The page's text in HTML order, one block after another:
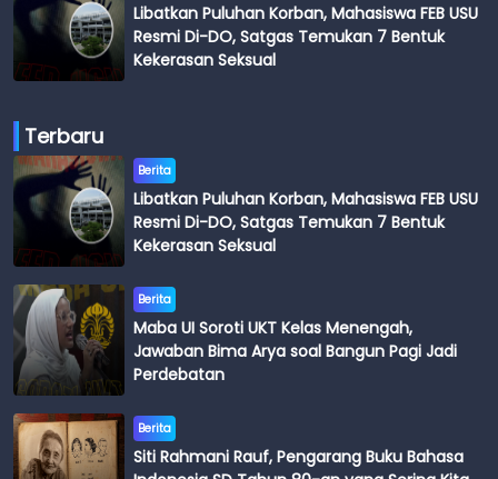
Libatkan Puluhan Korban, Mahasiswa FEB USU
Resmi Di-DO, Satgas Temukan 7 Bentuk
Kekerasan Seksual
Terbaru
Berita
Libatkan Puluhan Korban, Mahasiswa FEB USU
Resmi Di-DO, Satgas Temukan 7 Bentuk
Kekerasan Seksual
Berita
Maba UI Soroti UKT Kelas Menengah,
Jawaban Bima Arya soal Bangun Pagi Jadi
Perdebatan
Berita
Siti Rahmani Rauf, Pengarang Buku Bahasa